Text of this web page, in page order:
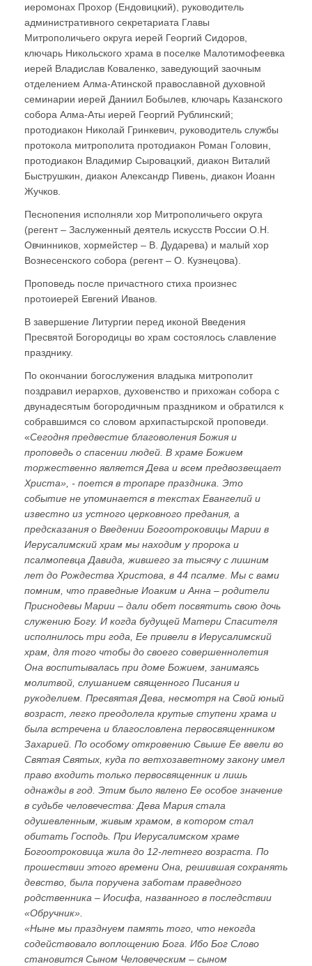
иеромонах Прохор (Ендовицкий), руководитель
административного секретариата Главы
Митрополичьего округа иерей Георгий Сидоров,
ключарь Никольского храма в поселке Малотимофеевка
иерей Владислав Коваленко, заведующий заочным
отделением Алма-Атинской православной духовной
семинарии иерей Даниил Бобылев, ключарь Казанского
собора Алма-Аты иерей Георгий Рублинский;
протодиакон Николай Гринкевич, руководитель службы
протокола митрополита протодиакон Роман Головин,
протодиакон Владимир Сыровацкий, диакон Виталий
Быструшкин, диакон Александр Пивень, диакон Иоанн
Жучков.
Песнопения исполняли хор Митрополичьего округа
(регент – Заслуженный деятель искусств России О.Н.
Овчинников, хормейстер – В. Дударева) и малый хор
Вознесенского собора (регент – О. Кузнецова).
Проповедь после причастного стиха произнес
протоиерей Евгений Иванов.
В завершение Литургии перед иконой Введения
Пресвятой Богородицы во храм состоялось славление
празднику.
По окончании богослужения владыка митрополит
поздравил иерархов, духовенство и прихожан собора с
двунадесятым богородичным праздником и обратился к
собравшимся со словом архипастырской проповеди.
«Сегодня предвестие благоволения Божия и
проповедь о спасении людей. В храме Божием
торжественно является Дева и всем предвозвещает
Христа», - поется в тропаре праздника. Это
событие не упоминается в текстах Евангелий и
известно из устного церковного предания, а
предсказания о Введении Богоотроковицы Марии в
Иерусалимский храм мы находим у пророка и
псалмопевца Давида, жившего за тысячу с лишним
лет до Рождества Христова, в 44 псалме. Мы с вами
помним, что праведные Иоаким и Анна – родители
Приснодевы Марии – дали обет посвятить свою дочь
служению Богу. И когда будущей Матери Спасителя
исполнилось три года, Ее привели в Иерусалимский
храм, для того чтобы до своего совершеннолетия
Она воспитывалась при доме Божием, занимаясь
молитвой, слушанием священного Писания и
рукоделием. Пресвятая Дева, несмотря на Свой юный
возраст, легко преодолела крутые ступени храма и
была встречена и благословлена первосвященником
Захарией. По особому откровению Свыше Ее ввели во
Святая Святых, куда по ветхозаветному закону имел
право входить только первосвященник и лишь
однажды в год. Этим было явлено Ее особое значение
в судьбе человечества: Дева Мария стала
одушевленным, живым храмом, в котором стал
обитать Господь. При Иерусалимском храме
Богоотроковица жила до 12-летнего возраста. По
прошествии этого времени Она, решившая сохранять
девство, была поручена заботам праведного
родственника – Иосифа, названного в последствии
«Обручник».
«Ныне мы празднуем память того, что некогда
содействовало воплощению Бога. Ибо Бог Слово
становится Сыном Человеческим – сыном